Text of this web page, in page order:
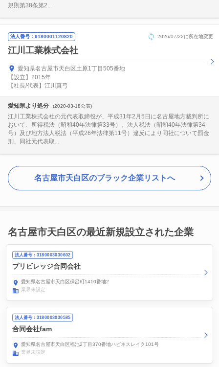
規則第38条第2...
法人番号：9180001120820 2026/07/22に所在地変更
江川工業株式会社
愛知県名古屋市天白区土原1丁目505番地
【設立】2015年
【社長/代表】江川真弓
愛知県より処分 (2020-03-18公表)
江川工業株式会社の元代表取締役が、平成31年2月5日に名古屋地方裁判所に
おいて、所得税法（昭和40年法律第33号）、法人税法（昭和40年法律第34
号）及び地方法人税法（平成26年法律第11号）違反により同社について罰金
刑、同社元代表取...
名古屋市天白区のブラック企業リストへ
名古屋市天白区の最近新規設立された企業
法人番号：3180003030602
プリビレッジ合同会社
愛知県名古屋市天白区保呂町1410番地2
業界未設定
法人番号：3180003030585
合同会社fam
愛知県名古屋市天白区福池2丁目370番地ハピネスレイク101号
業界未設定